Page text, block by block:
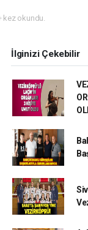
kez okundu.
İlginizi Çekebilir